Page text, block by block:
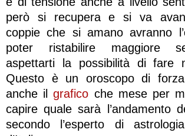
però si recupera e si va
coppie che si amano avranno
poter ristabilire maggiore
aspettarti la possibilità di fare
Questo è un oroscopo di
anche ilgrafico che mese per
capire quale sarà l’andamento
secondo l’esperto di